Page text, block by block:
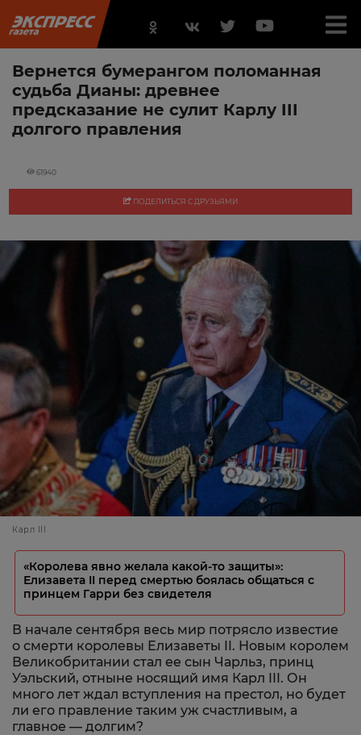
Вернется бумерангом поломанная
судьба Дианы: древнее
предсказание не сулит Карлу III
долгого правления
61940
ПОДЕЛИТЬСЯ С ДРУЗЬЯМИ
Карл III
«Королева явно желала какой-то защиты»:
Елизавета II перед смертью боялась общаться с
принцем Гарри без свидетеля
В начале сентября весь мир потрясло известие
о смерти королевы Елизаветы II. Новым королем
Великобритании стал ее сын Чарльз, принц
Уэльский, отныне носящий имя Карл III. Он
много лет ждал вступления на престол, но будет
ли его правление таким уж счастливым, а
главное — долгим?